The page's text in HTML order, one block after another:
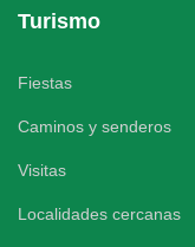
Turismo
Fiestas
Caminos y senderos
Visitas
Localidades cercanas